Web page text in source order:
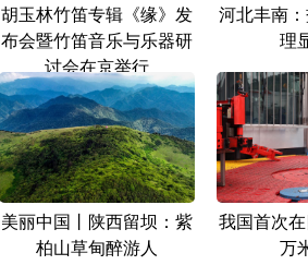
胡玉林竹笛专辑《缘》发
布会暨竹笛音乐与乐器研
讨会在京举行
河北丰南
理
美丽中国丨陕西留坝：紫
柏山草甸醉游人
我国首次
万